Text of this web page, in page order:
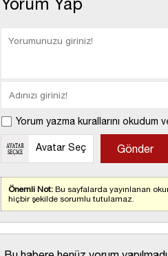
Yorum yazma kurallarını okudum
Avatar Seç
Önemli Not: Bu sayfalarda yayınlanan
hiçbir şekilde sorumlu tutulamaz.